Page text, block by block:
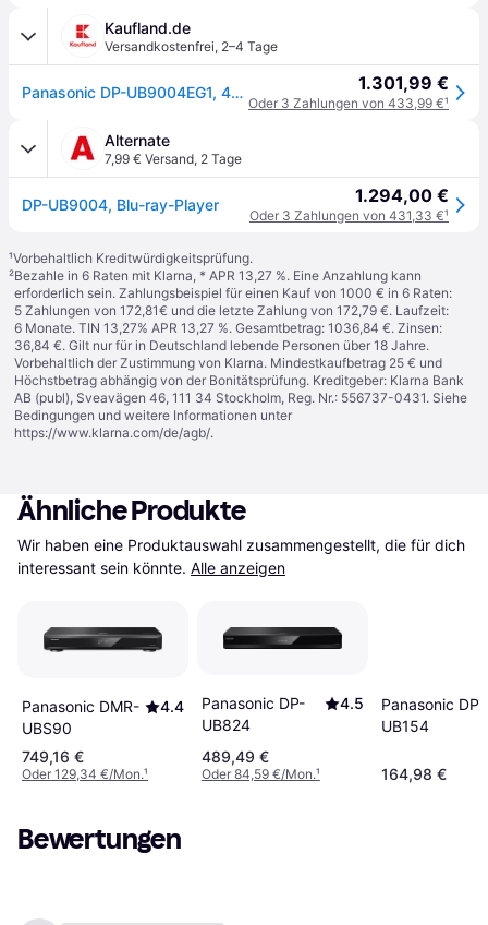
Kaufland.de
Versandkostenfrei, 2–4 Tage
Panasonic DP-UB9004EG1, 4K Ultra HD, NTSC, PAL, DTS-HD, DTS:X, Dolby Atmos, Dolby Audio, Dolby Digital, Dolby Digital Plus, Dolby TrueHD, 7.1 Kanäle, AVCHD, MKV, MP4, TS, AAC, AIFF, ALAC, DFF, DSD, DSF, FLAC, MP3, WAV, WMA 1.301,99 €
Oder 3 Zahlungen von 433,99 €¹
Alternate
7,99 € Versand, 2 Tage
DP-UB9004, Blu-ray-Player 1.294,00 €
Oder 3 Zahlungen von 431,33 €¹
¹Vorbehaltlich Kreditwürdigkeitsprüfung.
²Bezahle in 6 Raten mit Klarna, * APR 13,27 %. Eine Anzahlung kann
erforderlich sein. Zahlungsbeispiel für einen Kauf von 1000 € in 6 Raten:
5 Zahlungen von 172,81€ und die letzte Zahlung von 172,79 €. Laufzeit:
6 Monate. TIN 13,27% APR 13,27 %. Gesamtbetrag: 1036,84 €. Zinsen:
36,84 €. Gilt nur für in Deutschland lebende Personen über 18 Jahre.
Vorbehaltlich der Zustimmung von Klarna. Mindestkaufbetrag 25 € und
Höchstbetrag abhängig von der Bonitätsprüfung. Kreditgeber: Klarna Bank
AB (publ), Sveavägen 46, 111 34 Stockholm, Reg. Nr.: 556737-0431. Siehe
Bedingungen und weitere Informationen unter
https://www.klarna.com/de/agb/.
Ähnliche Produkte
Wir haben eine Produktauswahl zusammengestellt, die für dich
interessant sein könnte. Alle anzeigen
Panasonic DMR-
UBS90
4.4
749,16 €
Oder 129,34 €/Mon.¹
Panasonic DP-
UB824
4.5
489,49 €
Oder 84,59 €/Mon.¹
Panasonic DP-
UB154
164,98 €
Bewertungen